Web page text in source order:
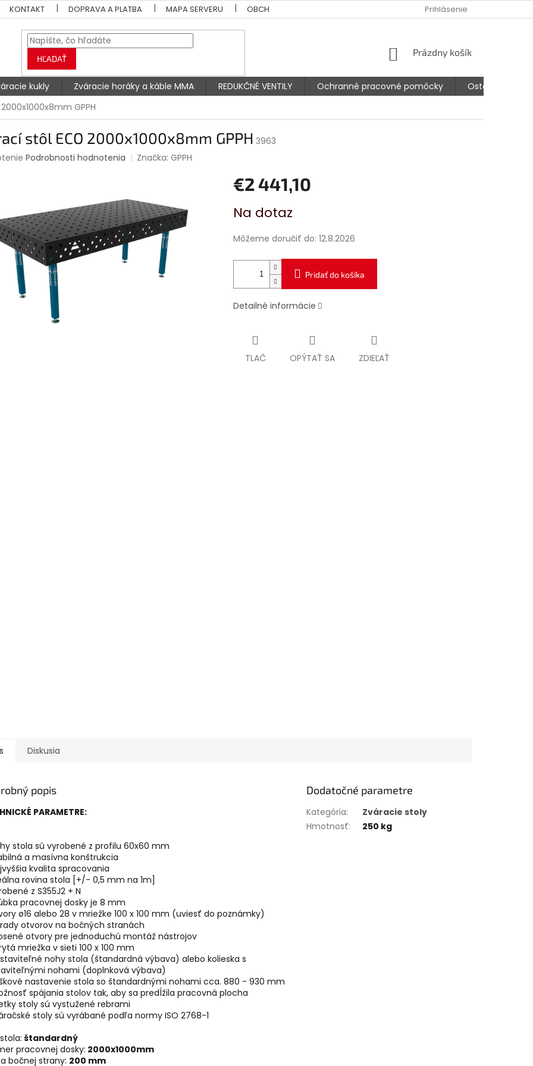
KONTAKT DOPRAVA A PLATBA MAPA SERVERU OBCHODNÉ PODMIENKY PODMIENKY OCHRANY OSOBNÝCH ÚDAJOV
Prihlásenie
HĽADAŤ
NÁKUPNÝ
Prázdny košík
kukly Zváracie horáky a káble MMA REDUKČNÉ VENTILY Ochranné pracovné pomôcky
Ostatné
GPPH
stôl ECO 2000x1000x8mm GPPH 3963
Podrobnosti hodnotenia Značka:GPPH
€2 441,10
cena:
Na dotaz
Môžeme doručiť do: 12.8.2026
Pridať do košíka
Detailné informácie
TLAČ OPÝTAŤ SA ZDIEĽAŤ
Diskusia
popis
PARAMETRE:
stola sú vyrobené z profilu 60x60 mm
a masívna konštrukcia
kvalita spracovania
rovina stola [+/- 0,5 mm na 1m]
z S355J2 + N
pracovnej dosky je 8 mm
ø16 alebo 28 v mriežke 100 x 100 mm (uviesť do poznámky)
otvorov na bočných stranách
otvory pre jednoduchú montáž nástrojov
mriežka v sieti 100 x 100 mm
nohy stola (štandardná výbava) alebo kolieska s
nohami (doplnková výbava)
nastavenie stola so štandardnými nohami cca. 880 - 930 mm
spájania stolov tak, aby sa predĺžila pracovná plocha
stoly sú vystužené rebrami
stoly sú vyrábané podľa normy ISO 2768-1
štandardný
pracovnej dosky: 2000x1000mm
bočnej strany: 200 mm
Dodatočné parametre
Kategória:
Zváracie stoly
Hmotnosť: 250 kg